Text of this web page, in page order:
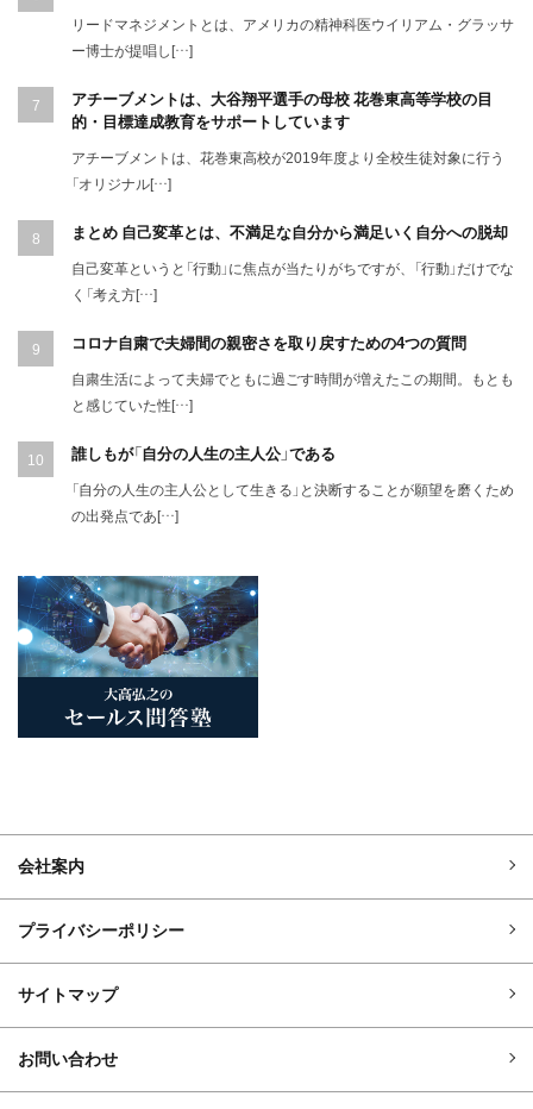
リードマネジメントとは、アメリカの精神科医ウイリアム・グラッサ
ー博士が提唱し[…]
アチーブメントは、大谷翔平選手の母校 花巻東高等学校の目
的・目標達成教育をサポートしています
アチーブメントは、花巻東高校が2019年度より全校生徒対象に行う
「オリジナル[…]
まとめ 自己変革とは、不満足な自分から満足いく自分への脱却
自己変革というと「行動」に焦点が当たりがちですが、「行動」だけでな
く「考え方[…]
コロナ自粛で夫婦間の親密さを取り戻すための4つの質問
自粛生活によって夫婦でともに過ごす時間が増えたこの期間。もとも
と感じていた性[…]
誰しもが「自分の人生の主人公」である
「自分の人生の主人公として生きる」と決断することが願望を磨くため
の出発点であ[…]
会社案内
プライバシーポリシー
サイトマップ
お問い合わせ